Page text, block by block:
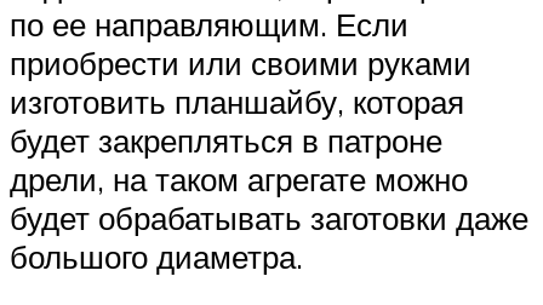
по ее направляющим. Если
приобрести или своими руками
изготовить планшайбу, которая
будет закрепляться в патроне
дрели, на таком агрегате можно
будет обрабатывать заготовки даже
большого диаметра.